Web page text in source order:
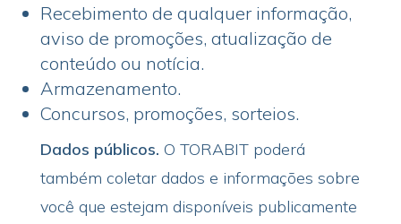
Recebimento de qualquer informação,
aviso de promoções, atualização de
conteúdo ou notícia.
Armazenamento.
Concursos, promoções, sorteios.
Dados públicos. O TORABIT poderá
também coletar dados e informações sobre
você que estejam disponíveis publicamente